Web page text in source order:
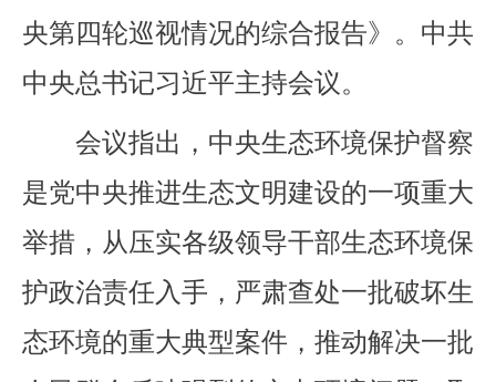
央第四轮巡视情况的综合报告》。中共
中央总书记习近平主持会议。
会议指出，中央生态环境保护督察
是党中央推进生态文明建设的一项重大
举措，从压实各级领导干部生态环境保
护政治责任入手，严肃查处一批破坏生
态环境的重大典型案件，推动解决一批